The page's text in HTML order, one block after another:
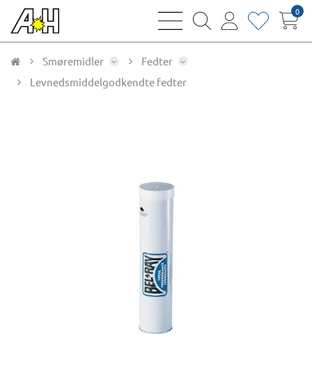
bars
magnifying
user
heart0
Smøremidler
Fedter
Levnedsmiddelgodkendte fedter